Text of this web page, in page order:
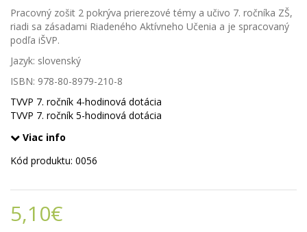
Pracovný zošit 2 pokrýva prierezové témy a učivo 7. ročníka ZŠ,
riadi sa zásadami Riadeného Aktívneho Učenia a je spracovaný
podľa iŠVP.
Jazyk: slovenský
ISBN: 978-80-8979-210-8
TVVP 7. ročník 4-hodinová dotácia
TVVP 7. ročník 5-hodinová dotácia
Viac info
Kód produktu: 0056
5,10€